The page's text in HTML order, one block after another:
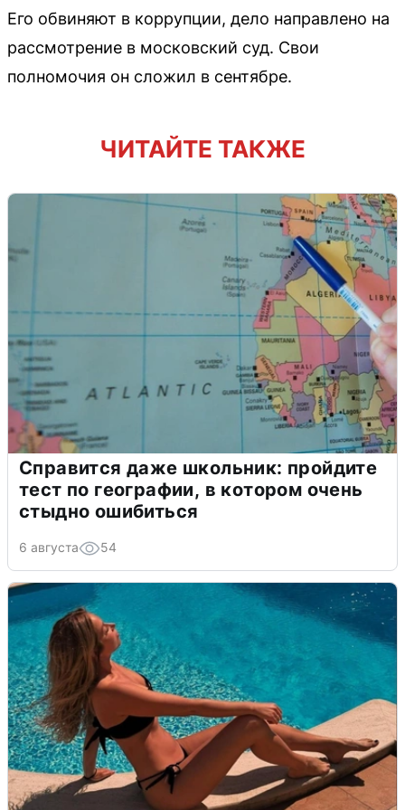
Его обвиняют в коррупции, дело направлено на
рассмотрение в московский суд. Свои
полномочия он сложил в сентябре.
ЧИТАЙТЕ ТАКЖЕ
Справится даже школьник: пройдите
тест по географии, в котором очень
стыдно ошибиться
6 августа 54